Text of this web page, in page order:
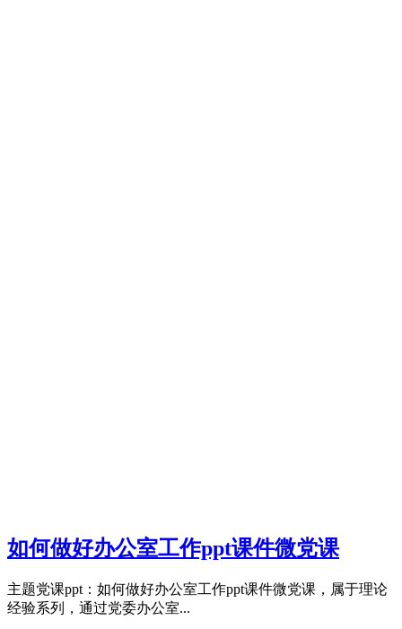
如何做好办公室工作ppt课件微党课
主题党课ppt：如何做好办公室工作ppt课件微党课，属于理论
经验系列，通过党委办公室...